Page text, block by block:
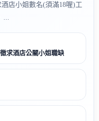
店小姐數名(須滿18喔)工
求酒店公關小姐職缺